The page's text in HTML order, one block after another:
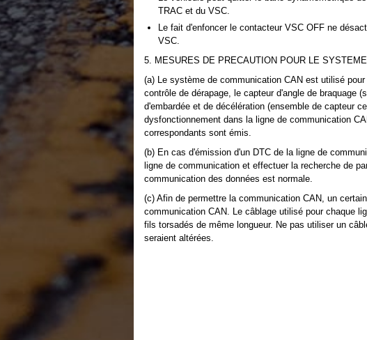
TRAC et du VSC.
Le fait d'enfoncer le contacteur VSC OFF ne
VSC.
5. MESURES DE PRECAUTION POUR LE
(a) Le système de communication CAN est utilisé
contrôle de dérapage, le capteur d'angle de braquage
d'embardée et de décélération (ensemble de capteur
dysfonctionnement dans la ligne de communication
correspondants sont émis.
(b) En cas d'émission d'un DTC de la ligne de
ligne de communication et effectuer la recherche de
communication des données est normale.
(c) Afin de permettre la communication CAN, un
communication CAN. Le câblage utilisé pour chaque
fils torsadés de même longueur. Ne pas utiliser un
seraient altérées.